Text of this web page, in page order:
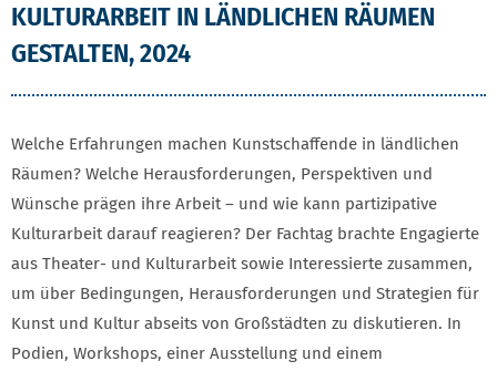
KULTURARBEIT IN LÄNDLICHEN RÄUMEN
GESTALTEN, 2024
Welche Erfahrungen machen Kunstschaffende in ländlichen
Räumen? Welche Herausforderungen, Perspektiven und
Wünsche prägen ihre Arbeit – und wie kann partizipative
Kulturarbeit darauf reagieren? Der Fachtag brachte Engagierte
aus Theater- und Kulturarbeit sowie Interessierte zusammen,
um über Bedingungen, Herausforderungen und Strategien für
Kunst und Kultur abseits von Großstädten zu diskutieren. In
Podien, Workshops, einer Ausstellung und einem